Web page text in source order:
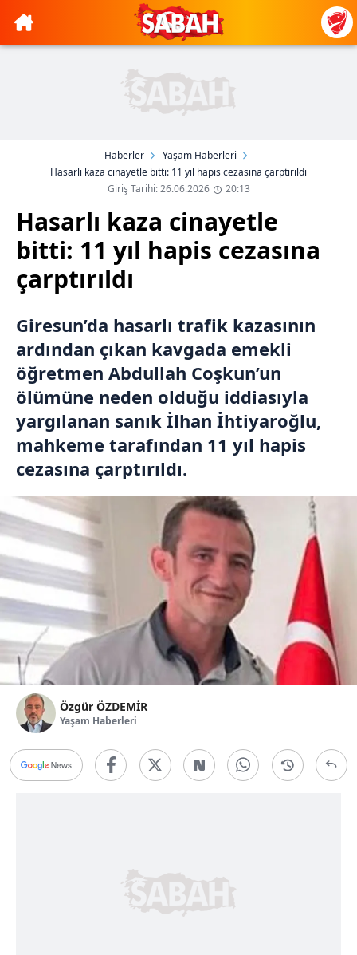
Haberler
Yaşam Haberleri
Hasarlı kaza cinayetle bitti: 11 yıl hapis cezasına çarptırıldı
Giriş Tarihi: 26.06.2026
20:13
Hasarlı kaza cinayetle
bitti: 11 yıl hapis cezasına
çarptırıldı
Giresun’da hasarlı trafik kazasının
ardından çıkan kavgada emekli
öğretmen Abdullah Coşkun’un
ölümüne neden olduğu iddiasıyla
yargılanan sanık İlhan İhtiyaroğlu,
mahkeme tarafından 11 yıl hapis
cezasına çarptırıldı.
Özgür ÖZDEMİR
Yaşam Haberleri